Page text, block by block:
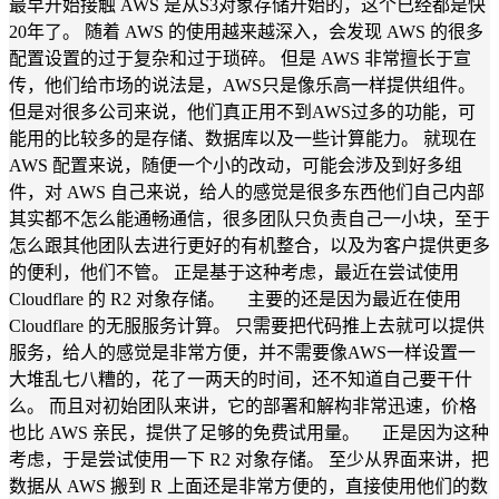
最早开始接触 AWS 是从S3对象存储开始的，这个已经都是快
20年了。 随着 AWS 的使用越来越深入，会发现 AWS 的很多
配置设置的过于复杂和过于琐碎。 但是 AWS 非常擅长于宣
传，他们给市场的说法是，AWS只是像乐高一样提供组件。
但是对很多公司来说，他们真正用不到AWS过多的功能，可
能用的比较多的是存储、数据库以及一些计算能力。 就现在
AWS 配置来说，随便一个小的改动，可能会涉及到好多组
件，对 AWS 自己来说，给人的感觉是很多东西他们自己内部
其实都不怎么能通畅通信，很多团队只负责自己一小块，至于
怎么跟其他团队去进行更好的有机整合，以及为客户提供更多
的便利，他们不管。 正是基于这种考虑，最近在尝试使用
Cloudflare 的 R2 对象存储。 主要的还是因为最近在使用
Cloudflare 的无服服务计算。 只需要把代码推上去就可以提供
服务，给人的感觉是非常方便，并不需要像AWS一样设置一
大堆乱七八糟的，花了一两天的时间，还不知道自己要干什
么。 而且对初始团队来讲，它的部署和解构非常迅速，价格
也比 AWS 亲民，提供了足够的免费试用量。 正是因为这种
考虑，于是尝试使用一下 R2 对象存储。 至少从界面来讲，把
数据从 AWS 搬到 R 上面还是非常方便的，直接使用他们的数